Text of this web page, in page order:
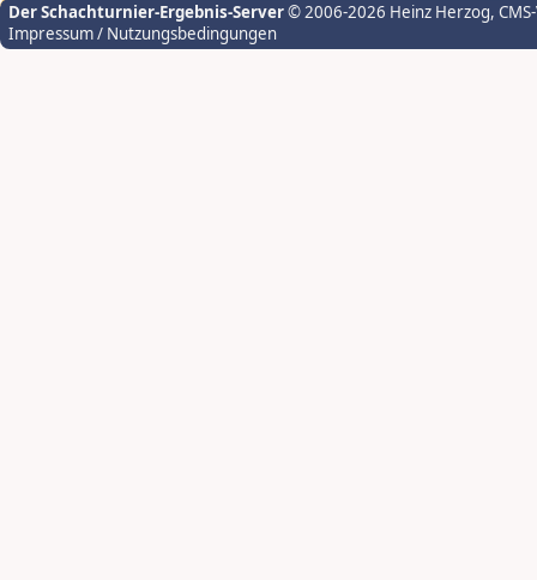
Der Schachturnier-Ergebnis-Server© 2006-2026 Heinz Herzog,
Impressum / Nutzungsbedingungen